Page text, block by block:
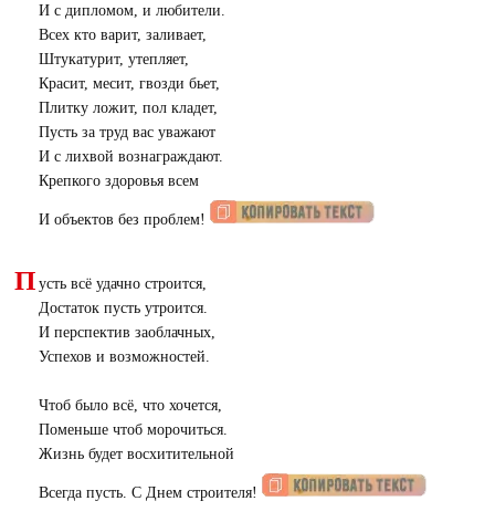
И с дипломом, и любители.
Всех кто варит, заливает,
Штукатурит, утепляет,
Красит, месит, гвозди бьет,
Плитку ложит, пол кладет,
Пусть за труд вас уважают
И с лихвой вознаграждают.
Крепкого здоровья всем
И объектов без проблем!
П усть всё удачно строится,
Достаток пусть утроится.
И перспектив заоблачных,
Успехов и возможностей.
Чтоб было всё, что хочется,
Поменьше чтоб морочиться.
Жизнь будет восхитительной
Всегда пусть. С Днем строителя!